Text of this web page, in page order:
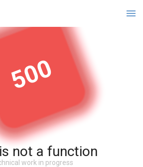
500
not a function
work in progress